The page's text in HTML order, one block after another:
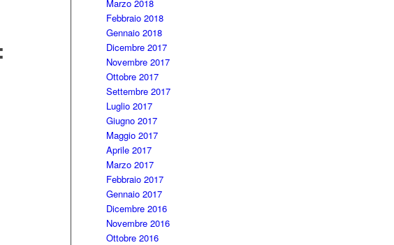
Marzo 2018
Febbraio 2018
Gennaio 2018
Dicembre 2017
Novembre 2017
Ottobre 2017
Settembre 2017
Luglio 2017
Giugno 2017
Maggio 2017
Aprile 2017
Marzo 2017
Febbraio 2017
Gennaio 2017
Dicembre 2016
Novembre 2016
Ottobre 2016